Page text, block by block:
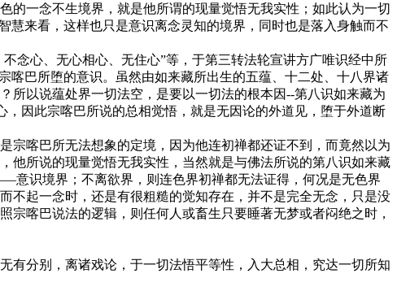
的一念不生境界，就是他所谓的现量觉悟无我实性；如此认为一切
慧来看，这样也只是意识离念灵知的境界，同时也是落入身触而不
念心、无心相心、无住心”等，于第三转法轮宣讲方广唯识经中所
喀巴所堕的意识。虽然由如来藏所出生的五蕴、十二处、十八界诸
所以说蕴处界一切法空，是要以一切法的根本因--第八识如来藏为
因此宗喀巴所说的总相觉悟，就是无因论的外道见，堕于外道断
宗喀巴所无法想象的定境，因为他连初禅都还证不到，而竟然以为
所说的现量觉悟无我实性，当然就是与佛法所说的第八识如来藏
意识境界；不离欲界，则连色界初禅都无法证得，何况是无色界
不起一念时，还是有很粗糙的觉知存在，并不是完全无念，只是没
喀巴说法的逻辑，则任何人或畜生只要睡著无梦或者闷绝之时，
有分别，离诸戏论，于一切法悟平等性，入大总相，究达一切所知